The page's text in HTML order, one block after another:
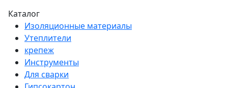
Каталог
Изоляционные материалы
Утеплители
крепеж
Инструменты
Для сварки